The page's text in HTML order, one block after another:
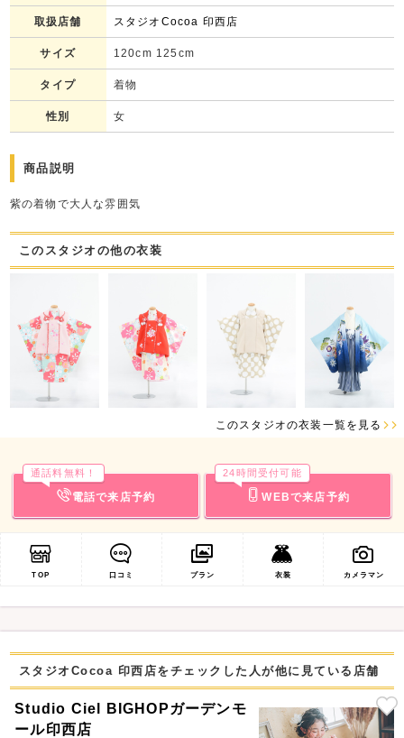
取扱店舗 スタジオCocoa 印西店
サイズ 120cm 125cm
タイプ 着物
性別 女
商品説明
紫の着物で大人な雰囲気
このスタジオの他の衣装
このスタジオの衣装一覧を見る
電話で来店予約
通話料無料！
WEBで来店予約
24時間受付可能
TOP 口コミ プラン 衣装 カメラマン
スタジオCocoa 印西店をチェックした人が他に見ている店舗
Studio Ciel BIGHOPガーデンモ
ール印西店